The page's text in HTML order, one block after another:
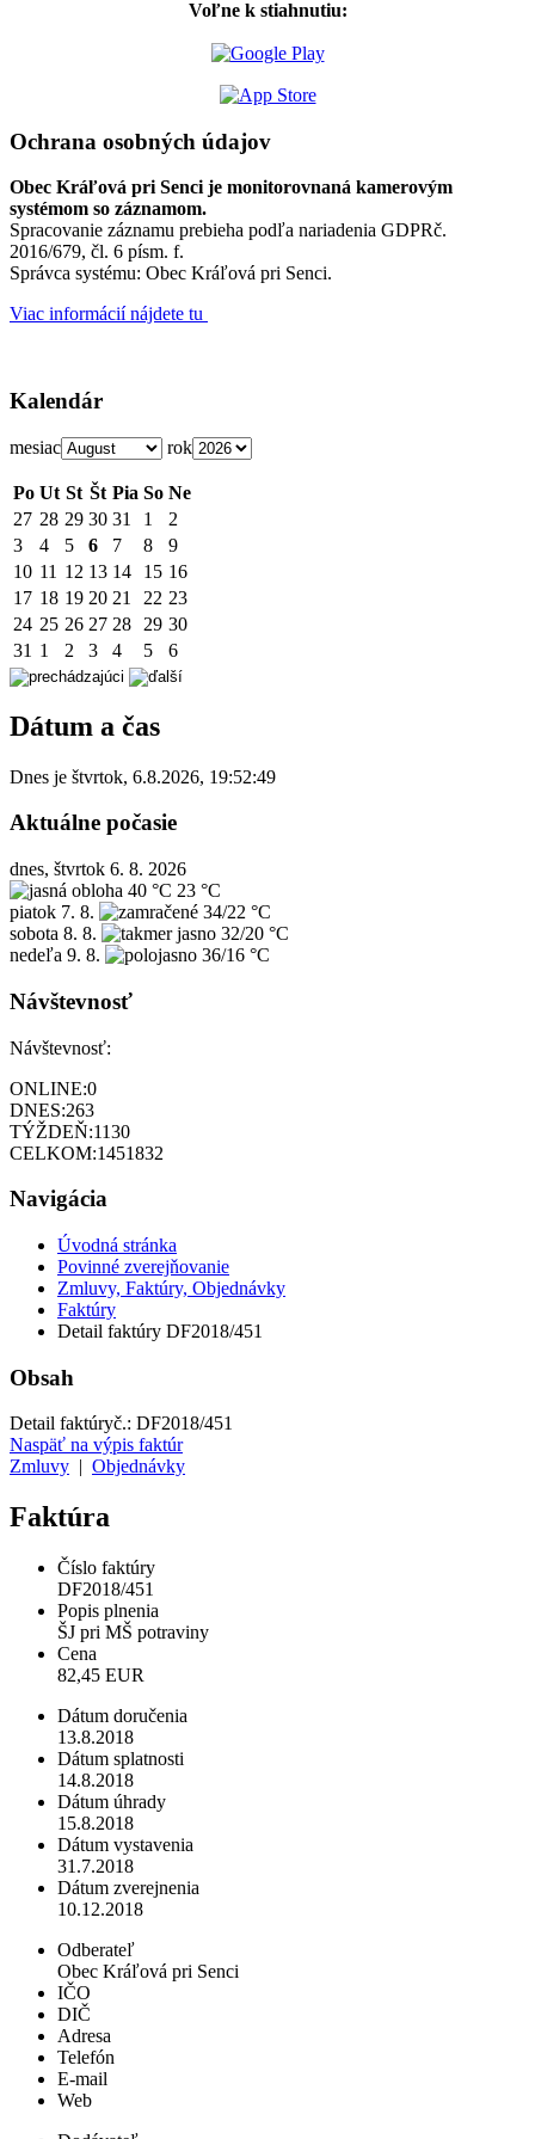
Voľne k stiahnutiu:
Ochrana osobných údajov
Obec Kráľová pri Senci je monitorovnaná kamerovým
systémom so záznamom.
Spracovanie záznamu prebieha podľa nariadenia GDPRč.
2016/679, čl. 6 písm. f.
Správca systému: Obec Kráľová pri Senci.
Viac informácií nájdete tu
Kalendár
mesiac rok
Po Ut St Št Pia So Ne
27 28 29 30 31 1
2
3
4 5 6 7 8
9
10 11 12 13 14 15 16
17 18 19 20 21 22 23
24 25 26 27 28 29 30
31 1 2 3 4 5 6
Dátum a čas
Dnes je štvrtok, 6.8.2026, 19:52:49
Aktuálne počasie
dnes, štvrtok 6. 8. 2026
40 °C 23 °C
piatok 7. 8.
34/22 °C
sobota 8. 8.
32/20 °C
nedeľa 9. 8. 36/16 °C
Návštevnosť
Návštevnosť:
ONLINE:0
DNES:263
TÝŽDEŇ:1130
CELKOM:1451832
Navigácia
Úvodná stránka
Povinné zverejňovanie
Zmluvy, Faktúry, Objednávky
Faktúry
Detail faktúry DF2018/451
Obsah
Detail faktúryč.: DF2018/451
Naspäť na výpis faktúr
Zmluvy
Objednávky
Faktúra
Číslo faktúry
DF2018/451
Popis plnenia
ŠJ pri MŠ potraviny
Cena
82,45 EUR
Dátum doručenia
13.8.2018
Dátum splatnosti
14.8.2018
Dátum úhrady
15.8.2018
Dátum vystavenia
31.7.2018
Dátum zverejnenia
10.12.2018
Odberateľ
Obec Kráľová pri Senci
IČO
DIČ
Adresa
Telefón
E-mail
Web